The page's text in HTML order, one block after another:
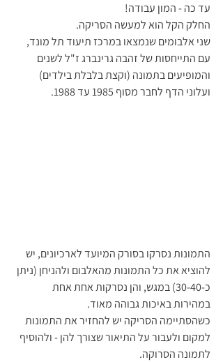
עד כה - המון עבודה!
החלק הקל הוא למעשה הסריקה.
שני אלבומים שנמצאו במרכז תיעוד תל מונד,
עם התייחסות של זהבה גרינברג ז"ל לשנים
והמופיעים בתמונה (וקצת בלבלת בילדים)
ועלוני הדף לחבר מסוף 1985 עד 1988.
התמונות נסרקו בסורק המיועד לארכיונים, יש
להוציא את כל התמונות מהאלבום ולהניחן (ניתן
כ-30-40) במגש, והן נסרקות אחת אחת
במהירות באיכות גבוהה מאוד.
כשהסתיימה הסריקה יש להחזיר את התמונות
למקום ולעבור על התיאור שצורך להן - ולהוסיף
לתמונה הסרוקה.